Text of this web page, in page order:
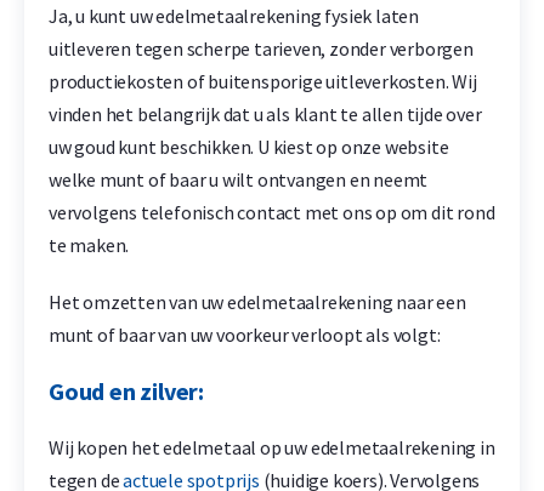
Ja, u kunt uw edelmetaalrekening fysiek laten
uitleveren tegen scherpe tarieven, zonder verborgen
productiekosten of buitensporige uitleverkosten. Wij
vinden het belangrijk dat u als klant te allen tijde over
uw goud kunt beschikken. U kiest op onze website
welke munt of baar u wilt ontvangen en neemt
vervolgens telefonisch contact met ons op om dit rond
te maken.
Het omzetten van uw edelmetaalrekening naar een
munt of baar van uw voorkeur verloopt als volgt:
Goud en zilver:
Wij kopen het edelmetaal op uw edelmetaalrekening in
tegen deactuele spotprijs (huidige koers). Vervolgens